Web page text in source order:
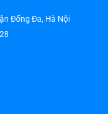
Đống Đa, Hà Nội